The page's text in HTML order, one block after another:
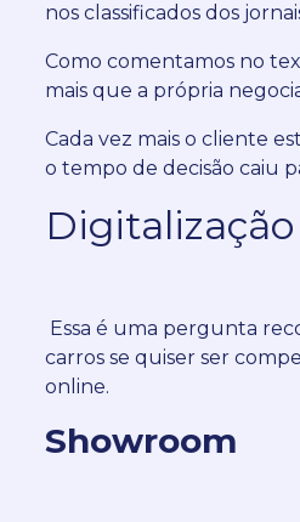
nos classificados dos
Como comentamos no
mais que a própria
Cada vez mais o cliente
o tempo de decisão caiu
Essa é uma pergunta
carros se quiser ser
online.
Showroom